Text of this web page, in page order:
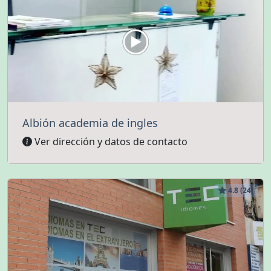
Albión academia de ingles
Ver dirección y datos de contacto
4.8 (24)